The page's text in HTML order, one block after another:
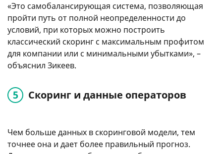
«Это самобалансирующая система, позволяющая
пройти путь от полной неопределенности до
условий, при которых можно построить
классический скоринг с максимальным профитом
для компании или с минимальными убытками», –
объяснил Зикеев.
Скоринг и данные операторов
Чем больше данных в скоринговой модели, тем
точнее она и дает более правильный прогноз.